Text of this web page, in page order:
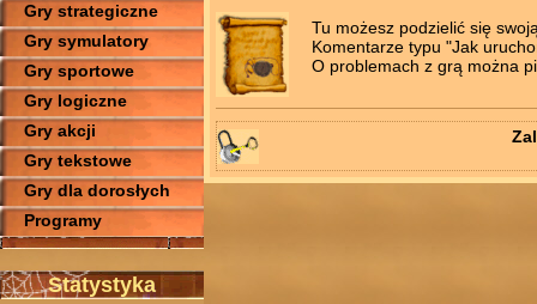
Gry strategiczne
Gry symulatory
Gry sportowe
Gry logiczne
Gry akcji
Gry tekstowe
Gry dla dorosłych
Programy
Statystyka
Tu możesz podzielić się
Komentarze typu "Jak
O problemach z grą można